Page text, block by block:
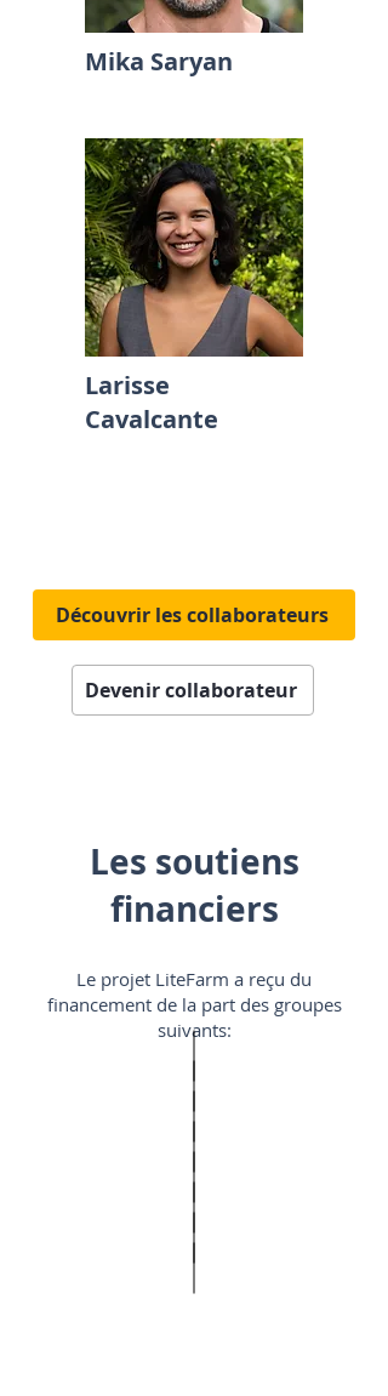
Mika Saryan
Larisse
Cavalcante
Découvrir les collaborateurs
Devenir collaborateur
Les soutiens
financiers
Le projet LiteFarm a reçu du
financement de la part des groupes
suivants: